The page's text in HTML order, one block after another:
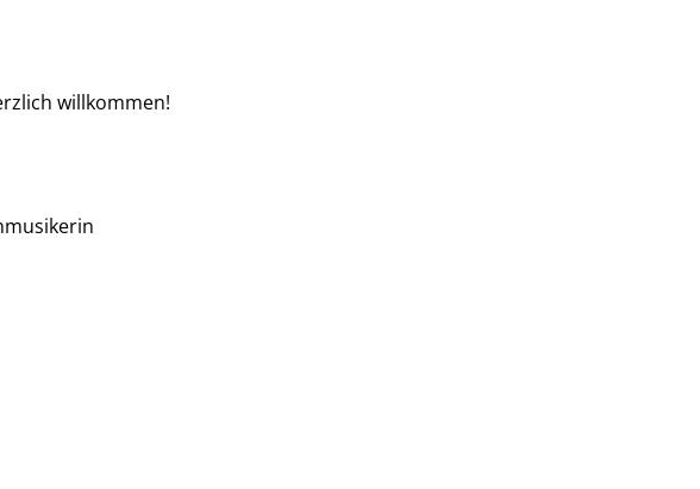
willkommen!